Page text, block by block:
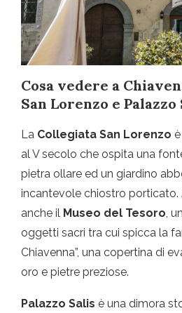
Cosa vedere a
San Lorenzo e Palazzo
La Collegiata San Lorenzo
al V secolo che ospita una
pietra ollare ed un giardino
incantevole chiostro porticato.
anche il Museo del Tesoro ,
oggetti sacri tra cui spicca la
Chiavenna”, una copertina di
oro e pietre preziose.
Palazzo Salis è una dimora